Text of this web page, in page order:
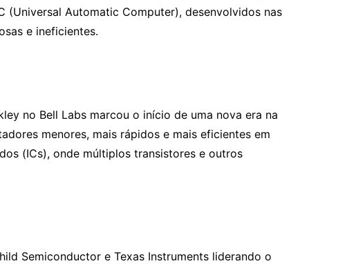
(Universal Automatic Computer), desenvolvidos nas
e ineficientes.
no Bell Labs marcou o início de uma nova era na
menores, mais rápidos e mais eficientes em
(ICs), onde múltiplos transistores e outros
Semiconductor e Texas Instruments liderando o